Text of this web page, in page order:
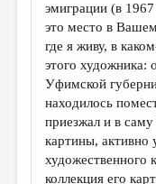
эмиграции (в
это место в
где я живу, в
этого художника:
Уфимской
находилось
приезжал и в
картины, активно
художественного
коллекция его